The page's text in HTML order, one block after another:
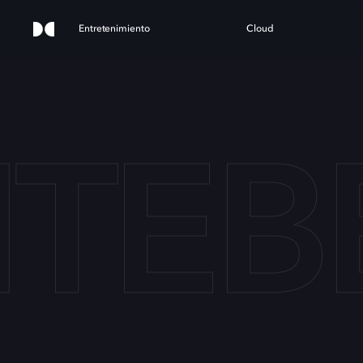
Entretenimiento Cloud